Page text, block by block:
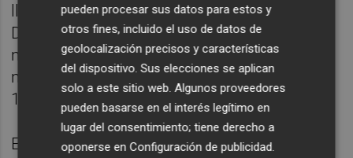
llevado y el que más deuda ha cancelado.
Desde sus inicios en septiembre de 2015,
mismo año de aprobación de este
mecanismo, ha logrado rebasar la cifra de
160 millones de euros de deuda.
Es importante resaltar que este mecanismo
pueden procesar sus datos para estos y
otros fines, incluido el uso de datos de
geolocalización precisos y características
del dispositivo. Sus elecciones se aplican
solo a este sitio web. Algunos proveedores
pueden basarse en el interés legítimo en
lugar del consentimiento; tiene derecho a
oponerse enConfiguración de publicidad.